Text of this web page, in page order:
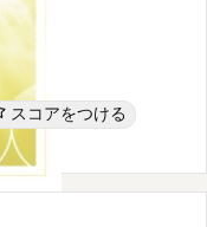
コアをつける